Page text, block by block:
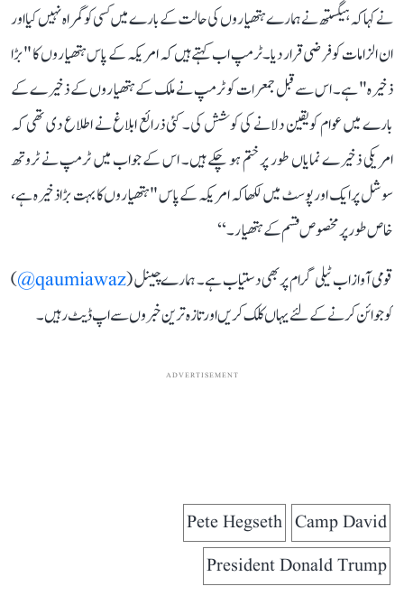
نے کہا کہ ہیگستھ نے ہمارے ہتھیاروں کی حالت کے بارے میں کسی کو گمراہ نہیں کیا اور
ان الزامات کو فرضی قرار دیا۔ٹرمپ اب کہتے ہیں کہ امریکہ کے پاس ہتھیاروں کا "بڑا
ذخیرہ" ہے۔ اس سے قبل جمعرات کو ٹرمپ نے ملک کے ہتھیاروں کے ذخیرے کے
بارے میں عوام کو یقین دلانے کی کوشش کی۔ کئی ذرائع ابلاغ نے اطلاع دی تھی کہ
امریکی ذخیرے نمایاں طور پر ختم ہو چکے ہیں۔ اس کے جواب میں ٹرمپ نے ٹروتھ
سوشل پر ایک اور پوسٹ میں لکھا کہ امریکہ کے پاس "ہتھیاروں کا بہت بڑا ذخیرہ ہے،
خاص طور پر مخصوص قسم کے ہتھیار۔‘‘
قومی آواز اب ٹیلی گرام پر بھی دستیاب ہے۔ ہمارے چینل (qaumiawaz@
)
کو جوائن کرنے کے لئے یہاں کلک کریں اور تازہ ترین خبروں سے اپ ڈیٹ رہیں۔
ADVERTISEMENT
Camp David
Pete Hegseth
President Donald Trump